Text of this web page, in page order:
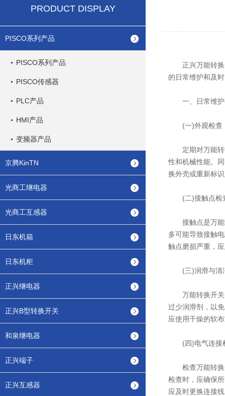
PRODUCT DISPLAY
PISCO系列产品
PISCO系列产品
PISCO传感器
PLC产品
HMI产品
变频器产品
京腾KinTN
光商工继电器
光商工互感器
日东机箱
日东机柜
正兴继电器
正兴B型转换开关
和泉继电器
正兴端子
正兴互感器
正兴万能转换
的日常维护和及
一、日常维护
(一)外观检查
定期对万能转
性和机械性能。
换外壳或重新标
(二)接触点检
接触点是万能
多可能导致接触
触点磨损严重，
(三)润滑与清
万能转换开关
过少润滑剂，以
应使用干燥的软
(四)电气连接
检查万能转换
检查时，应确保
应及时更换连接